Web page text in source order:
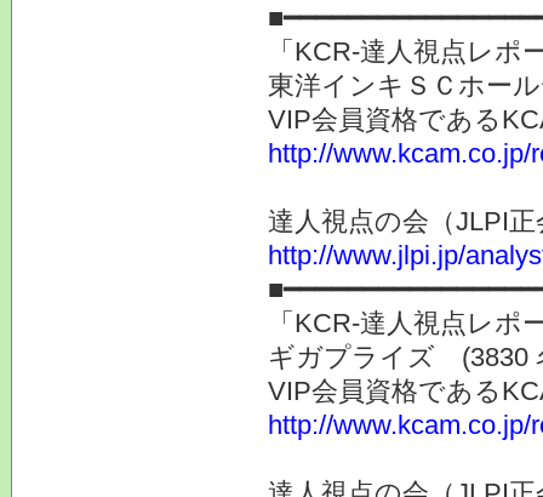
「KCR-達人視点レ
東洋インキＳＣホー
VIP会員資格である
http://www.kcam.co.jp/
達人視点の会（JLPI
http://www.jlpi.jp/
「KCR-達人視点レ
ギガプライズ (3830
VIP会員資格である
http://www.kcam.co.jp/